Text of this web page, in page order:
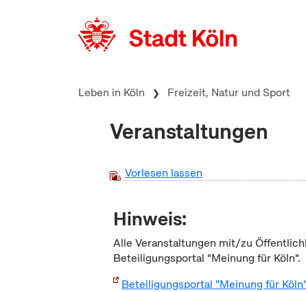
Leben in Köln Freizeit, Natur und Sport
Veranstaltungen
Vorlesen lassen
Hinweis:
Alle Veranstaltungen mit/zu
Beteiligungsportal "Meinung für Köln".
Beteiligungsportal "Meinung für Köln"